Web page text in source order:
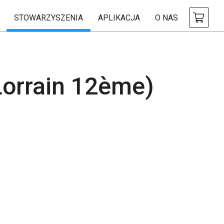
STOWARZYSZENIA APLIKACJA O NAS
12ème)